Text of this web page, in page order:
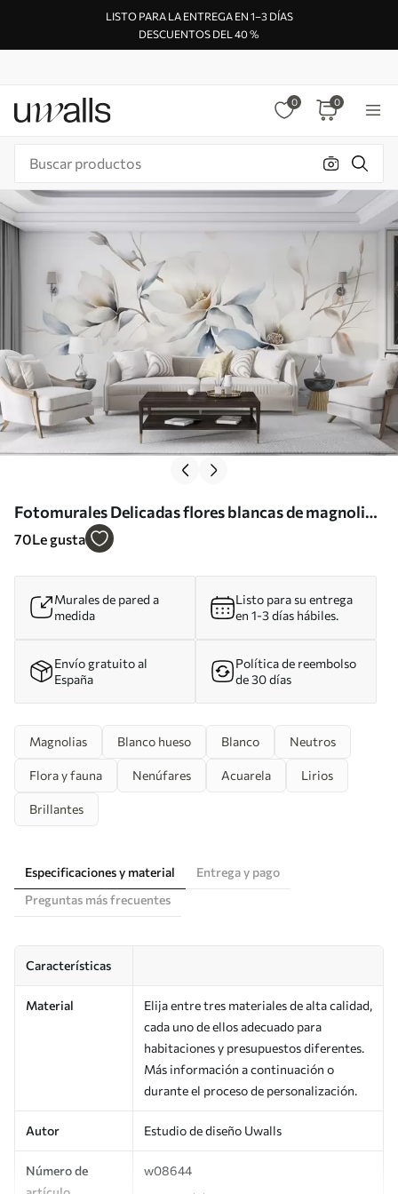
LISTO PARA LA ENTREGA EN 1–3 DÍAS
DESCUENTOS DEL 40 %
0 0
Fotomurales Delicadas flores blancas de magnolia
con suaves pétalos azules sobre un fondo claro
70Le gusta
Murales de pared a
medida
Listo para su entrega
en 1-3 días hábiles.
Envío gratuito al
España
Política de reembolso
de 30 días
Magnolias Blanco hueso Blanco Neutros
Flora y fauna Nenúfares Acuarela Lirios
Brillantes
Especificaciones y material
Entrega y pago
Preguntas más frecuentes
Características
Material
Elija entre tres materiales de alta calidad,
cada uno de ellos adecuado para
habitaciones y presupuestos diferentes.
Más información a continuación o
durante el proceso de personalización.
Autor Estudio de diseño Uwalls
Número de
w08644